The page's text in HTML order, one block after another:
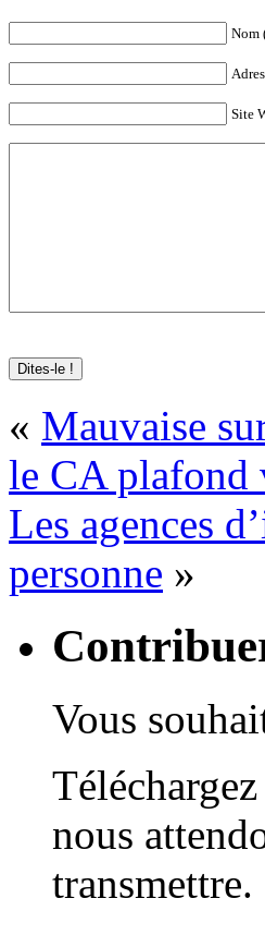
Nom
Site
« Mauvaise
le CA plafond
Les agences
personne »
Vous
nous
transmettre.